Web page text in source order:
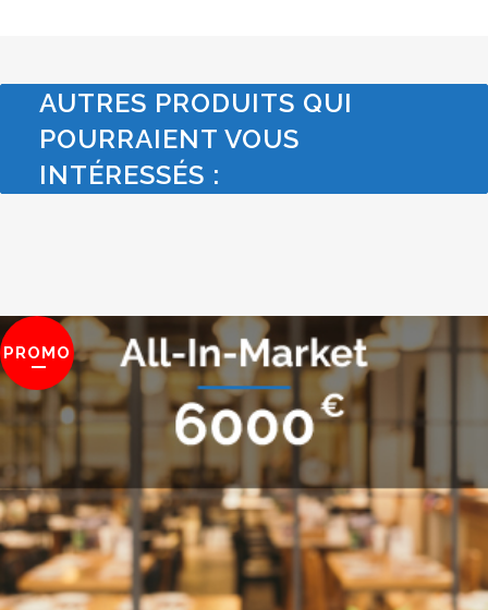
AUTRES PRODUITS QUI
POURRAIENT VOUS
INTÉRESSÉS :
PROMO